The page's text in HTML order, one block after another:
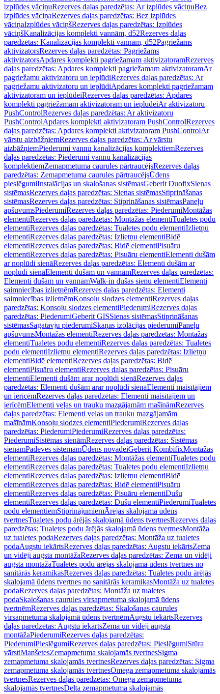
izplūdes vāciņuRezerves daļas paredzētas: Ar izplūdes vāciņuBez
izplūdes vāciņaRezerves daļas paredzētas: Bez izplūdes
vāciņaIzplūdes vāciņšRezerves daļas paredzētas: Izplūdes
vāciņšKanalizācijas komplekti vannām, d52Rezerves daļas
paredzētas: Kanalizācijas komplekti vannām, d52Pagriežams
aktivizatorsRezerves daļas paredzētas: Pagriežams
aktivizatorsApdares komplekti pagriežamam aktivizatoramRezerves
daļas paredzētas: Apdares komplekti pagriežamam aktivizatoramAr
pagriežamu aktivizatoru un ieplūdiRezerves daļas paredzētas: Ar
pagriežamu aktivizatoru un ieplūdiApdares komplekti pagriežamam
aktivizatoram un ieplūdeiRezerves daļas paredzētas: Apdares
komplekti pagriežamam aktivizatoram un ieplūdeiAr aktivizatoru
PushControlRezerves daļas paredzētas: Ar aktivizatoru
PushControlApdares komplekti aktivizatoram PushControlRezerves
daļas paredzētas: Apdares komplekti aktivizatoram PushControlAr
vārstu aizbāžņiemRezerves daļas paredzētas: Ar vārstu
aizbāžņiemPiederumi vannu kanalizācijas komplektiemRezerves
daļas paredzētas: Piederumi vannu kanalizācijas
komplektiemZemapmetuma caurules pārtraucējsRezerves daļas
paredzētas: Zemapmetuma caurules pārtraucējsŪdens
pieslēgumiInstalācijas un skalošanas sistēmasGeberit DuofixSienas
sistēmasRezerves daļas paredzētas: Sienas sistēmasStiprināšanas
sistēmasRezerves daļas paredzētas: Stiprināšanas sistēmasPaneļu
apšuvumsPiederumiRezerves daļas paredzētas: PiederumiMontāžas
elementiRezerves daļas paredzētas: Montāžas elementiTualetes podu
elementiRezerves daļas paredzētas: Tualetes podu elementiIzlietņu
elementiRezerves daļas paredzētas: Izlietņu elementiBidē
elementiRezerves daļas paredzētas: Bidē elementiPisuāru
elementiRezerves daļas paredzētas: Pisuāru elementiElementi dušām
ar noplūdi sienāRezerves daļas paredzētas: Elementi dušām ar
noplūdi sienāElementi dušām un vannāmRezerves daļas paredzētas:
Elementi dušām un vannāmWalk-in dušas sienu elementiElementi
saimniecības izlietnēmRezerves daļas paredzētas: Elementi
saimniecības izlietnēmKonsoļu slodzes elementiRezerves daļas
paredzētas: Konsoļu slodzes elementiPiederumiRezerves daļas
paredzētas: PiederumiGeberit GISSienas sistēmasStiprināšanas
sistēmasSagatavju piederumiSkaņas izolācijas piederumiPaneļu
apšuvumsMontāžas elementiRezerves daļas paredzētas: Montāžas
elementiTualetes podu elementiRezerves daļas paredzētas: Tualetes
podu elementiIzlietņu elementiRezerves daļas paredzētas: Izlietņu
elementiBidē elementiRezerves daļas paredzētas: Bidē
elementiPisuāru elementiRezerves daļas paredzētas: Pisuāru
elementiElementi dušām arar noplūdi sienāRezerves daļas
paredzētas: Elementi dušām arar noplūdi sienāElementi maisītājiem
un ierīcēmRezerves daļas paredzētas: Elementi maisītājiem un
ierīcēmElementi veļas un trauku mazgājamām mašīnāmRezerves
daļas paredzētas: Elementi veļas un trauku mazgājamām
mašīnāmKonsoļu slodzes elementiPiederumiRezerves daļas
paredzētas: PiederumiPiederumiRezerves daļas paredzētas:
PiederumiSistēmas sienāmRezerves daļas paredzētas: Sistēmas
sienāmPadeves sistēmāmŪdens novadeiGeberit KombifixMontāžas
elementiRezerves daļas paredzētas: Montāžas elementiTualetes podu
elementiRezerves daļas paredzētas: Tualetes podu elementiIzlietņu
elementiRezerves daļas paredzētas: Izlietņu elementiBidē
elementiRezerves daļas paredzētas: Bidē elementiPisuāru
elementiRezerves daļas paredzētas: Pisuāru elementiDušu
elementiRezerves daļas paredzētas: Dušu elementiPiederumiTualetes
podu elementiemStiprinājumiemĀrējās skalojamā ūdens
tvertnesTualetes podu ārējās skalojamā ūdens tvertnesRezerves daļas
paredzētas: Tualetes podu ārējās skalojamā ūdens tvertnesMontāža
uz tualetes podaRezerves daļas paredzētas: Montāža uz tualetes
podaAugstu iekārtsRezerves daļas paredzētas: Augstu iekārtsZema
un vidēji augsta montāžaRezerves daļas paredzētas: Zema un vidēji
augsta montāžaTualetes podu ārējās skalojamā ūdens tvertnes no
sanitārās keramikasRezerves daļas paredzētas: Tualetes podu ārējās
skalojamā ūdens tvertnes no sanitārās keramikasMontāža uz tualetes
podaRezerves daļas paredzētas: Montāža uz tualetes
podaSkalošanas caurules virsapmetuma skalojamā ūdens
tvertnēmRezerves daļas paredzētas: Skalošanas caurules
virsapmetuma skalojamā ūdens tvertnēmAugstu iekārtsRezerves
daļas paredzētas: Augstu iekārtsZema un vidēji augsta
montāžaPiederumiRezerves daļas paredzētas:
PiederumiPieslēgumiRezerves daļas paredzētas: PieslēgumiStūra
vārstiManšetesZemapmetuma skalojamās tvertnesSigma
zemapmetuma skalojamās tvertnesRezerves daļas paredzētas: Sigma
zemapmetuma skalojamās tvertnesOmega zemapmetuma skalojamās
tvertnesRezerves daļas paredzētas: Omega zemapmetuma
skalojamās tvertnesDelta zemapmetuma skalojamās